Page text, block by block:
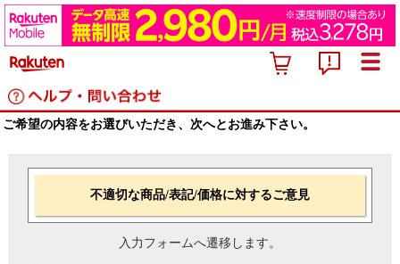
ご希望の内容をお選びいただき、次へとお進み下さい。
不適切な商品/表記/価格に対するご意見
入力フォームへ遷移します。